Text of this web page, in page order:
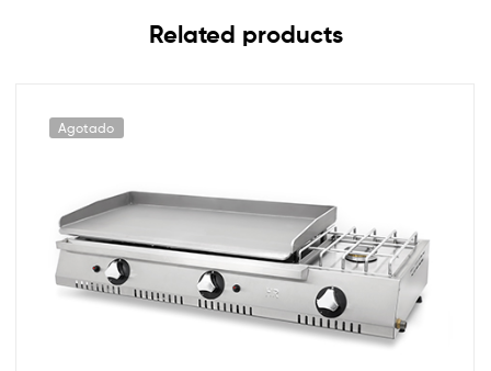
Related products
Agotado